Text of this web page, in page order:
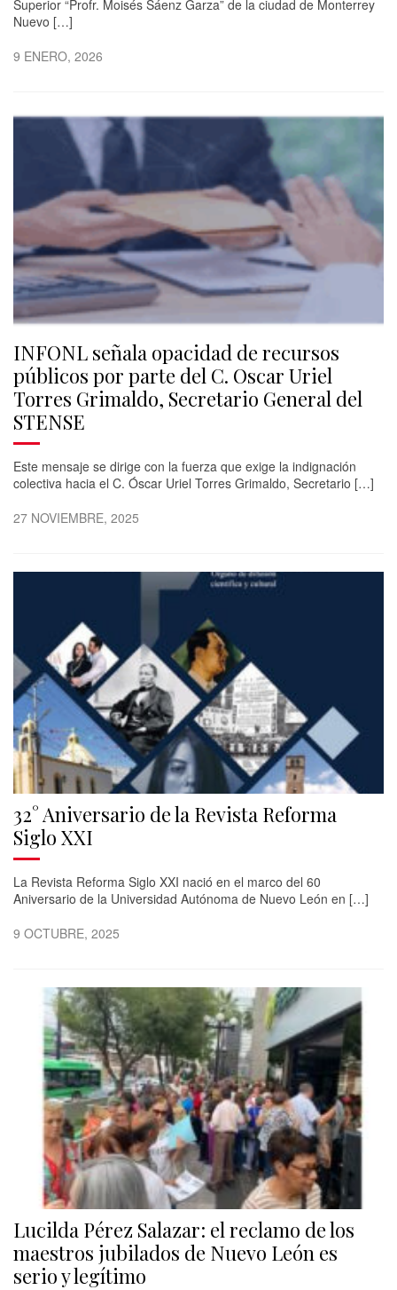
Superior “Profr. Moisés Sáenz Garza” de la ciudad de Monterrey
Nuevo […]
9 ENERO, 2026
INFONL señala opacidad de recursos
públicos por parte del C. Oscar Uriel
Torres Grimaldo, Secretario General del
STENSE
Este mensaje se dirige con la fuerza que exige la indignación
colectiva hacia el C. Óscar Uriel Torres Grimaldo, Secretario […]
27 NOVIEMBRE, 2025
32° Aniversario de la Revista Reforma
Siglo XXI
La Revista Reforma Siglo XXI nació en el marco del 60
Aniversario de la Universidad Autónoma de Nuevo León en […]
9 OCTUBRE, 2025
Lucilda Pérez Salazar: el reclamo de los
maestros jubilados de Nuevo León es
serio y legítimo